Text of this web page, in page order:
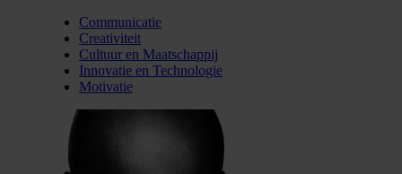
Communicatie
Creativiteit
Cultuur en Maatschappij
Innovatie en Technologie
Motivatie